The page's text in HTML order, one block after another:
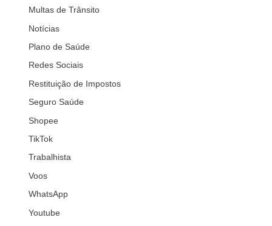
Multas de Trânsito
Notícias
Plano de Saúde
Redes Sociais
Restituição de Impostos
Seguro Saúde
Shopee
TikTok
Trabalhista
Voos
WhatsApp
Youtube